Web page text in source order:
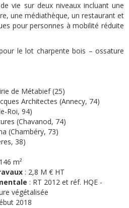
vie sur deux niveaux incluant une
une médiathèque, un restaurant et
pour personnes à mobilité réduite
le lot charpente bois – ossature
de Métabief (25)
Architectes (Annecy, 74)
Roi, 94)
(Chavanod, 74)
(Chambéry, 73)
38)
m²
: 2,8 M € HT
: RT 2012 et réf. HQE -
végétalisée
2018